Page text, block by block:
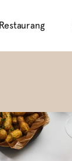
Restaurang